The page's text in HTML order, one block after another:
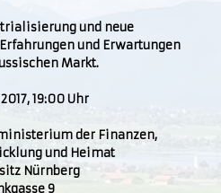
und neue
und Erwartungen
Markt.
19:00 Uhr
der Finanzen,
und Heimat
Nürnberg
9